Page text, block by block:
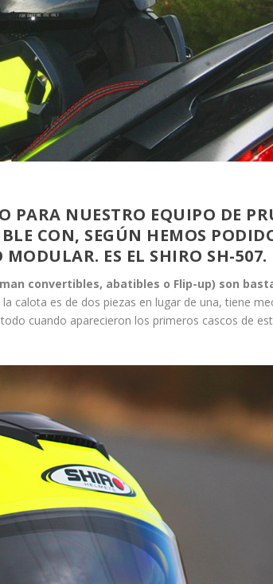
PARA NUESTRO EQUIPO DE
CON, SEGÚN HEMOS
ES EL SHIRO SH-507.
convertibles, abatibles o Flip-up) son
la calota es de dos piezas en lugar de una, tiene
cuando aparecieron los primeros cascos de